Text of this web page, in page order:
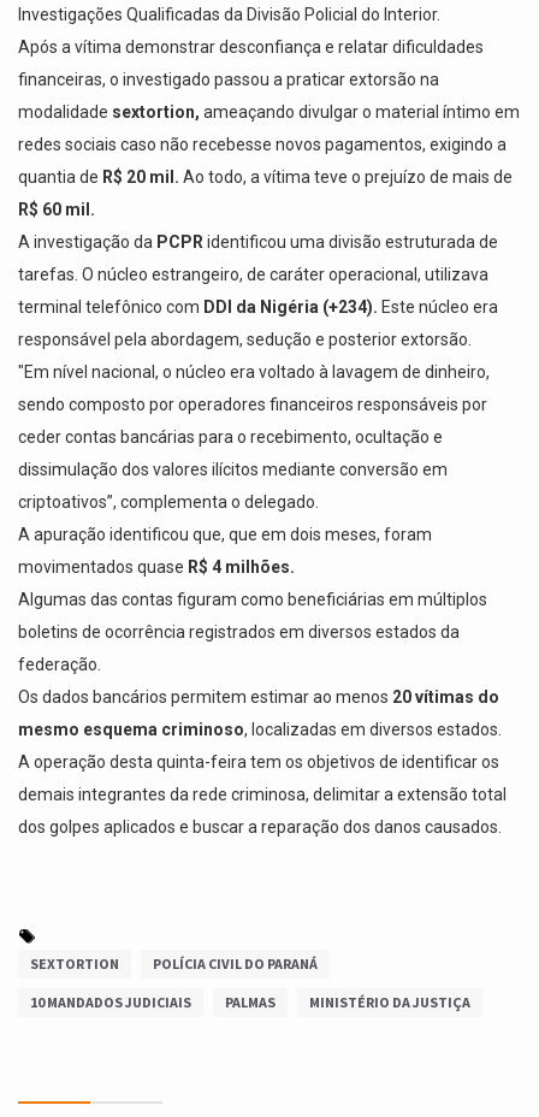
Investigações Qualificadas da Divisão Policial do Interior.
Após a vítima demonstrar desconfiança e relatar dificuldades
financeiras, o investigado passou a praticar extorsão na
modalidade sextortion, ameaçando divulgar o material íntimo em
redes sociais caso não recebesse novos pagamentos, exigindo a
quantia de R$ 20 mil. Ao todo, a vítima teve o prejuízo de mais de
R$ 60 mil.
A investigação da PCPR identificou uma divisão estruturada de
tarefas. O núcleo estrangeiro, de caráter operacional, utilizava
terminal telefônico com DDI da Nigéria (+234). Este núcleo era
responsável pela abordagem, sedução e posterior extorsão.
"Em nível nacional, o núcleo era voltado à lavagem de dinheiro,
sendo composto por operadores financeiros responsáveis por
ceder contas bancárias para o recebimento, ocultação e
dissimulação dos valores ilícitos mediante conversão em
criptoativos”, complementa o delegado.
A apuração identificou que, que em dois meses, foram
movimentados quase R$ 4 milhões.
Algumas das contas figuram como beneficiárias em múltiplos
boletins de ocorrência registrados em diversos estados da
federação.
Os dados bancários permitem estimar ao menos 20 vítimas do
mesmo esquema criminoso, localizadas em diversos estados.
A operação desta quinta-feira tem os objetivos de identificar os
demais integrantes da rede criminosa, delimitar a extensão total
dos golpes aplicados e buscar a reparação dos danos causados.
SEXTORTION POLÍCIA CIVIL DO PARANÁ
10 MANDADOS JUDICIAIS PALMAS MINISTÉRIO DA JUSTIÇA